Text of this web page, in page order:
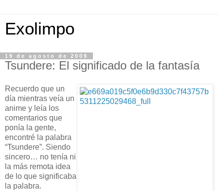
Exolimpo
19 de agosto de 2009
Tsundere: El significado de la fantasía
Recuerdo que un
día mientras veía un
anime y leía los
comentarios que
ponía la gente,
encontré la palabra
“Tsundere”. Siendo
sincero… no tenía ni
la más remota idea
de lo que significaba
la palabra.